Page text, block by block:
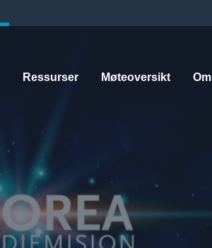
Ressurser Møteoversikt